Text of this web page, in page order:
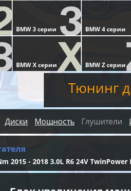
Тюнинг
Диски Мощность Глушители
2015 - 2018 3.0L R6 24V TwinPower